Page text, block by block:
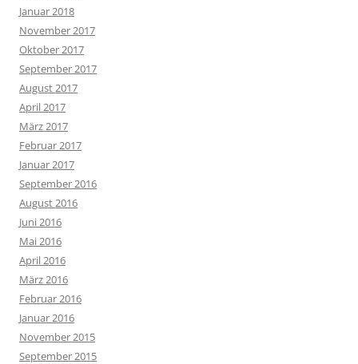
Januar 2018
November 2017
Oktober 2017
September 2017
August 2017
April 2017
März 2017
Februar 2017
Januar 2017
September 2016
August 2016
Juni 2016
Mai 2016
April 2016
März 2016
Februar 2016
Januar 2016
November 2015
September 2015